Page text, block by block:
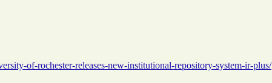
of-rochester-releases-new-institutional-repository-system-ir-plus/